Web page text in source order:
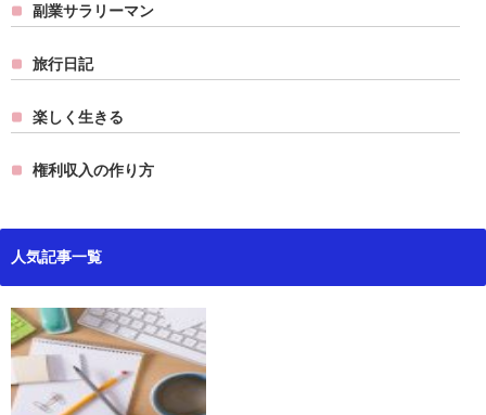
副業サラリーマン
旅行日記
楽しく生きる
権利収入の作り方
人気記事一覧